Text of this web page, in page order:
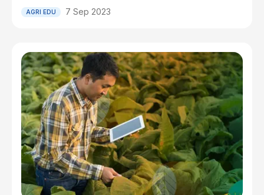
AGRI EDU 7 Sep 2023